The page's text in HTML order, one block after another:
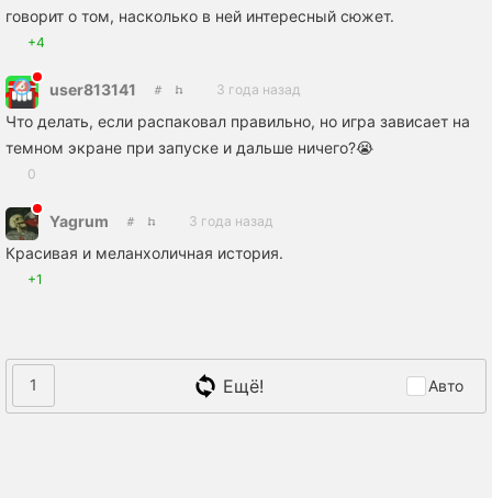
говорит о том, насколько в ней интересный сюжет.
+4
user813141 3 года назад
Что делать, если распаковал правильно, но игра зависает на
темном экране при запуске и дальше ничего?😭
0
Yagrum 3 года назад
Красивая и меланхоличная история.
+1
1 Ещё! Авто